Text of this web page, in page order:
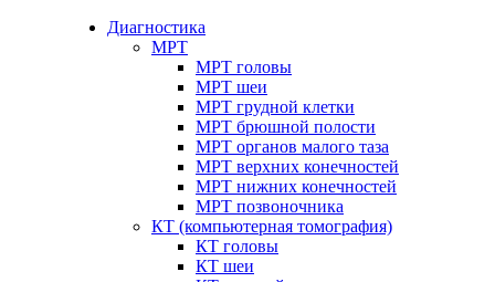
Диагностика
МРТ
МРТ головы
МРТ шеи
МРТ грудной клетки
МРТ брюшной полости
МРТ органов малого таза
МРТ верхних конечностей
МРТ нижних конечностей
МРТ позвоночника
КТ (компьютерная томография)
КТ головы
КТ шеи